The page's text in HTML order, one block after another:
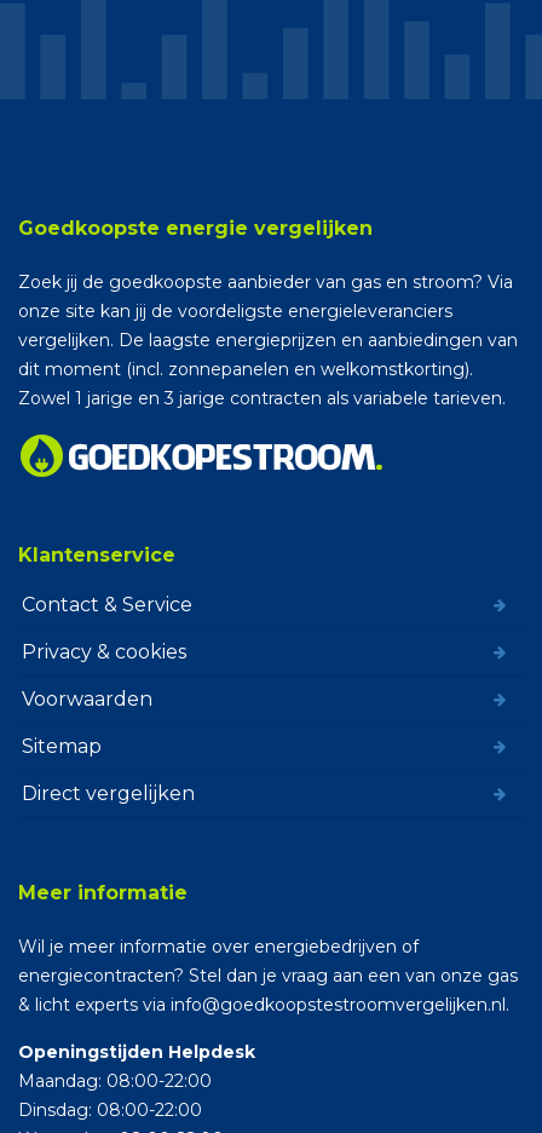
Goedkoopste energie vergelijken
Zoek jij de goedkoopste aanbieder van gas en stroom? Via
onze site kan jij de voordeligste energieleveranciers
vergelijken. De laagste energieprijzen en aanbiedingen van
dit moment (incl. zonnepanelen en welkomstkorting).
Zowel 1 jarige en 3 jarige contracten als variabele tarieven.
Klantenservice
Contact & Service
Privacy & cookies
Voorwaarden
Sitemap
Direct vergelijken
Meer informatie
Wil je meer informatie over energiebedrijven of
energiecontracten? Stel dan je vraag aan een van onze gas
& licht experts via info@goedkoopstestroomvergelijken.nl.
Openingstijden Helpdesk
Maandag: 08:00-22:00
Dinsdag: 08:00-22:00